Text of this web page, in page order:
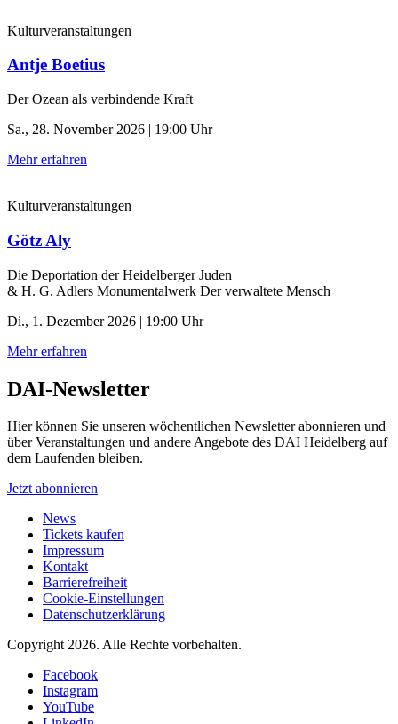
Kulturveranstaltungen
Antje Boetius
Der Ozean als verbindende Kraft
Sa., 28. November 2026 | 19:00 Uhr
Mehr erfahren
Kulturveranstaltungen
Götz Aly
Die Deportation der ­Heidelberger Juden
& H. G. Adlers Monumentalwerk Der verwaltete Mensch
Di., 1. Dezember 2026 | 19:00 Uhr
Mehr erfahren
DAI-Newsletter
Hier können Sie unseren wöchentlichen Newsletter abonnieren und
über Veranstaltungen und andere Angebote des DAI Heidelberg auf
dem Laufenden bleiben.
Jetzt abonnieren
News
Tickets kaufen
Impressum
Kontakt
Barrierefreiheit
Cookie-Einstellungen
Datenschutzerklärung
Copyright 2026. Alle Rechte vorbehalten.
Facebook
Instagram
YouTube